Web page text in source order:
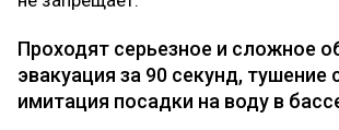
Проходят серьезное и сложное
эвакуация за 90 секунд, тушение
имитация посадки на воду в